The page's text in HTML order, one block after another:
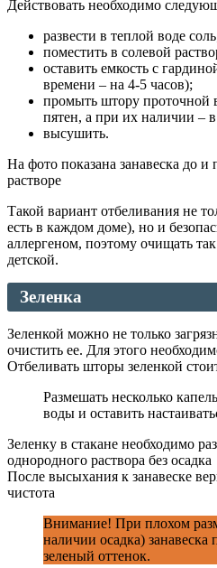
Действовать необходимо
развести в теплой воде
поместить в солевой
оставить емкость с
времени – на 4-5 часов);
промыть штору проточной
пятен, а при их наличии –
высушить.
На фото показана занавеска до и
растворе
Такой вариант отбеливания не
есть в каждом доме), но и
аллергеном, поэтому очищать
детской.
Зеленка
Зеленкой можно не только
очистить ее. Для этого
Отбеливать шторы зеленкой
Размешать несколько
воды и оставить
Зеленку в стакане необходимо
однородного раствора без осадка
После высыхания к занавеске
чистота
Внимание! При плохом
наличии осадка) занавеска
зеленый оттенок.